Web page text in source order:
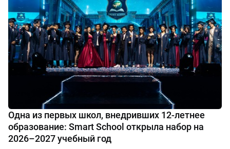
Одна из первых школ, внедривших 12-летнее
образование: Smart School открыла набор на
2026–2027 учебный год